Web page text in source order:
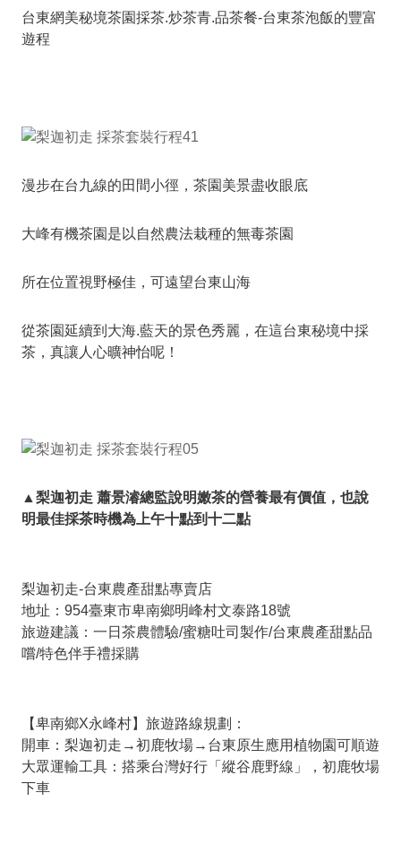
台東網美秘境茶園採茶.炒茶青.品茶餐-台東茶泡飯的豐富
遊程
漫步在台九線的田間小徑，茶園美景盡收眼底
大峰有機茶園是以自然農法栽種的無毒茶園
所在位置視野極佳，可遠望台東山海
從茶園延續到大海.藍天的景色秀麗，在這台東秘境中採
茶，真讓人心曠神怡呢！
▲梨迦初走 蕭景濬總監說明嫩茶的營養最有價值，也說
明最佳採茶時機為上午十點到十二點
梨迦初走-台東農產甜點專賣店
地址：954臺東市卑南鄉明峰村文泰路18號
旅遊建議：一日茶農體驗/蜜糖吐司製作/台東農產甜點品
嚐/特色伴手禮採購
【卑南鄉X永峰村】旅遊路線規劃：
開車：梨迦初走→初鹿牧場→台東原生應用植物園可順遊
大眾運輸工具：搭乘台灣好行「縱谷鹿野線」，初鹿牧場
下車